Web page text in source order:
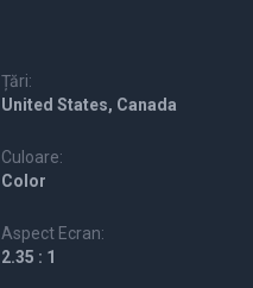
Țări:
United States, Canada
Culoare:
Color
Aspect Ecran:
2.35 : 1